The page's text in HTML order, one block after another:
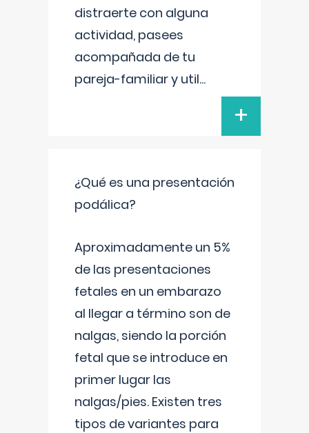
distraerte con alguna
actividad, pasees
acompañada de tu
pareja-familiar y util...
+
¿Qué es una presentación
podálica?
Aproximadamente un 5%
de las presentaciones
fetales en un embarazo
al llegar a término son de
nalgas, siendo la porción
fetal que se introduce en
primer lugar las
nalgas/pies. Existen tres
tipos de variantes para